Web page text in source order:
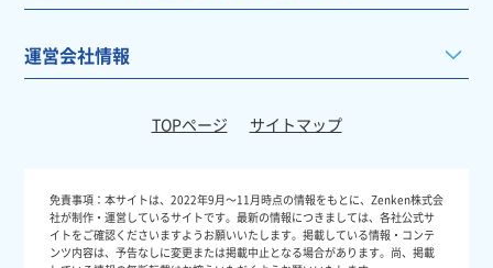
運営会社情報
TOPページ サイトマップ
免責事項： 本サイトは、2022年9月～11月時点の情報をもとに、Zenken株式会
社が制作・運営しているサイトです。最新の情報につきましては、各社公式サ
イトをご確認くださいますようお願いいたします。掲載している情報・コンテ
ンツ内容は、予告なしに変更または掲載中止となる場合があります。尚、掲載